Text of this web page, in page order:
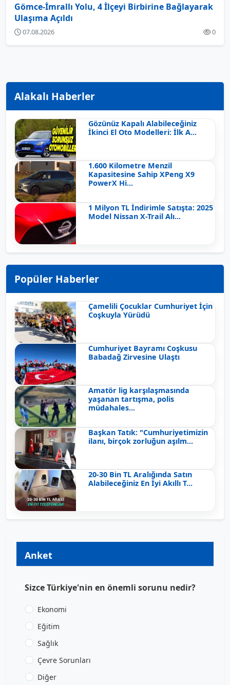
Gömce-İmrallı Yolu, 4 İlçeyi Birbirine Bağlayarak
Ulaşıma Açıldı
07.08.2026 0
Alakalı Haberler
Gözünüz Kapalı Alabileceğiniz
İkinci El Oto Modelleri: İlk A...
1.600 Kilometre Menzil
Kapasitesine Sahip XPeng X9
PowerX Hi...
1 Milyon TL İndirimle Satışta: 2025
Model Nissan X-Trail Alı...
Popüler Haberler
Çamelili Çocuklar Cumhuriyet İçin
Coşkuyla Yürüdü
Cumhuriyet Bayramı Coşkusu
Babadağ Zirvesine Ulaştı
Amatör lig karşılaşmasında
yaşanan tartışma, polis
müdahales...
Başkan Tatık: "Cumhuriyetimizin
ilanı, birçok zorluğun aşılm...
20-30 Bin TL Aralığında Satın
Alabileceğiniz En İyi Akıllı T...
Anket
Sizce Türkiye'nin en önemli sorunu nedir?
Ekonomi
Eğitim
Sağlık
Çevre Sorunları
Diğer